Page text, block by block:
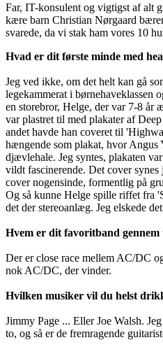
Far, IT-konsulent og vigtigst af alt
kære barn Christian Nørgaard
svarede, da vi stak ham vores 10
Hvad er dit første minde med
Jeg ved ikke, om det helt kan gå
legekammerat i børnehaveklassen
en storebror, Helge, der var 7-8 år
var plastret til med plakater af
andet havde han coveret til
hængende som plakat, hvor Angus
djævlehale. Jeg syntes, plakaten
vildt fascinerende. Det cover synes
cover nogensinde, formentlig på
Og så kunne Helge spille riffet fra
det der stereoanlæg. Jeg elskede
Hvem er dit favoritband gennem
Der er close race mellem AC/DC
nok AC/DC, der vinder.
Hvilken musiker vil du helst
Jimmy Page ... Eller Joe Walsh.
to, og så er de fremragende